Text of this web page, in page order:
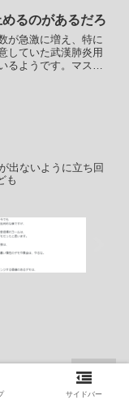
るのがあるだろ
が急激に増え、特に
していた武漢肺炎用
るようです。マスゴ
出ないように立ち回
も
サイドバー